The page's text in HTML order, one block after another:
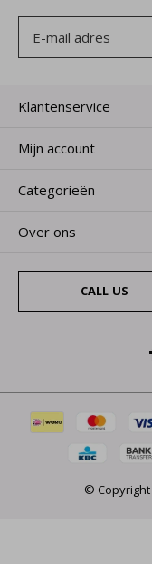
Klantenservice
Mijn account
Categorieën
Over ons
CALL US
© Copyright